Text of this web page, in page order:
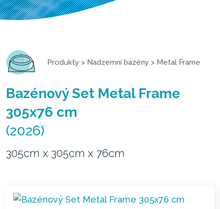
Produkty > Nadzemní bazény > Metal Frame
Bazénový Set Metal Frame
305x76 cm
(2026)
305cm x 305cm x 76cm